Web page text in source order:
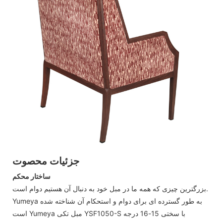
جزئیات محصوت
ساختار محکم
بزرگترین چیزی که همه ما در مبل خود به دنبال آن هستیم دوام است.
Yumeya به طور گسترده ای برای دوام و استحکام آن شناخته شده
است Yumeya مبل تکی YSF1050-S با سختی 15-16 درجه